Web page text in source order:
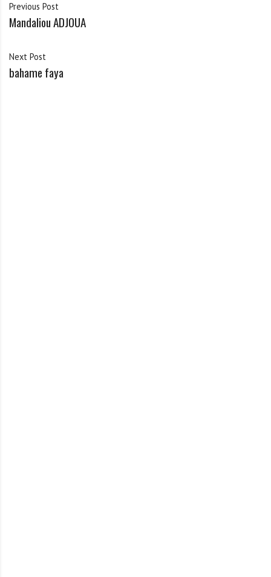
Previous Post
Mandaliou ADJOUA
Next Post
bahame faya